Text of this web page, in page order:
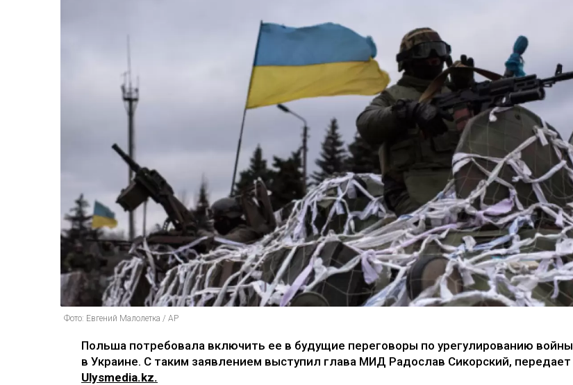
Фото: Евгений Малолетка / AP
Польша потребовала включить ее в будущие переговоры по урегулированию войны
в Украине. С таким заявлением выступил глава МИД Радослав Сикорский, передает
Ulysmedia.kz.